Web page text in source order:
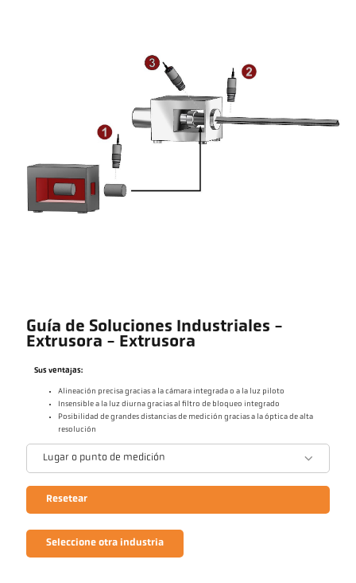
Guía de Soluciones Industriales -
Extrusora - Extrusora
Sus ventajas:
Alineación precisa gracias a la cámara integrada o a la luz piloto
Insensible a la luz diurna gracias al filtro de bloqueo integrado
Posibilidad de grandes distancias de medición gracias a la óptica de alta
resolución
Lugar o punto de medición
Resetear
Seleccione otra industria